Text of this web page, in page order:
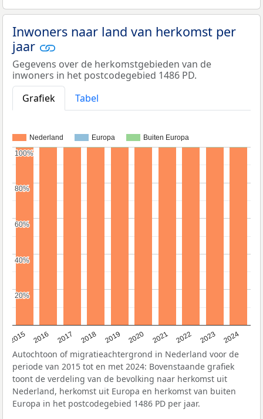
Inwoners naar land van herkomst per
jaar
Gegevens over de herkomstgebieden van de
inwoners in het postcodegebied 1486 PD.
Grafiek
Tabel
Nederland Europa Buiten Europa
2015 2016 2017 2018 2019 2020 2021 2022 2023 2024
20%
20%
40%
40%
60%
60%
80%
80%
100%
100%
Autochtoon of migratieachtergrond in Nederland voor de
periode van 2015 tot en met 2024: Bovenstaande grafiek
toont de verdeling van de bevolking naar herkomst uit
Nederland, herkomst uit Europa en herkomst van buiten
Europa in het postcodegebied 1486 PD per jaar.